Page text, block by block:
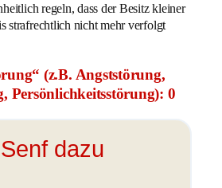
regeln, dass der Besitz kleiner
strafrechtlich nicht mehr verfolgt
(z.B. Angststörung,
Persönlichkeitsstörung): 0
dazu